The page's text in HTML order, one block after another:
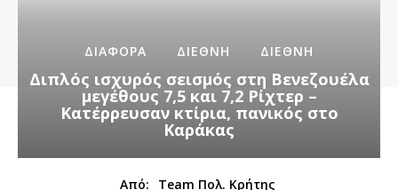
ΔΙΑΦΟΡΑ ΔΙΕΘΝΉ ΔΙΕΘΝΗ
Διπλός ισχυρός σεισμός στη Βενεζουέλα
μεγέθους 7,5 και 7,2 Ρίχτερ –
Κατέρρευσαν κτίρια, πανικός στο
Καράκας
Από:
Team Πολ. Κρήτης